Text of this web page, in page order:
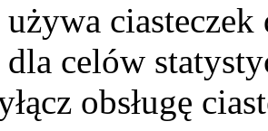
celów
obsługę